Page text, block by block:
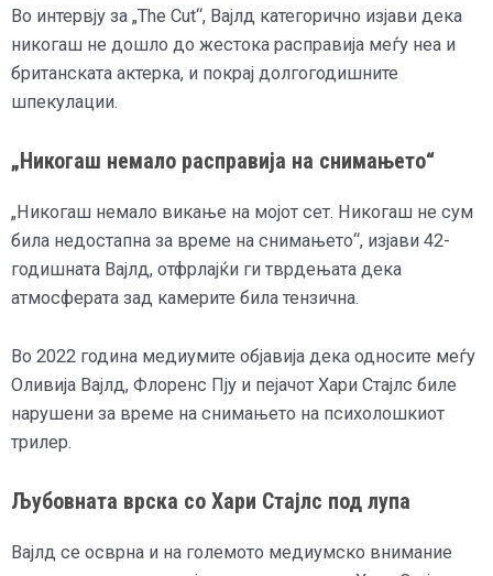
Во интервју за „The Cut“, Вајлд категорично изјави дека
никогаш не дошло до жестока расправија меѓу неа и
британската актерка, и покрај долгогодишните
шпекулации.
„Никогаш немало расправија на снимањето“
„Никогаш немало викање на мојот сет. Никогаш не сум
била недостапна за време на снимањето“, изјави 42-
годишната Вајлд, отфрлајќи ги тврдењата дека
атмосферата зад камерите била тензична.
Во 2022 година медиумите објавија дека односите меѓу
Оливија Вајлд, Флоренс Пју и пејачот Хари Стајлс биле
нарушени за време на снимањето на психолошкиот
трилер.
Љубовната врска со Хари Стајлс под лупа
Вајлд се осврна и на големото медиумско внимание